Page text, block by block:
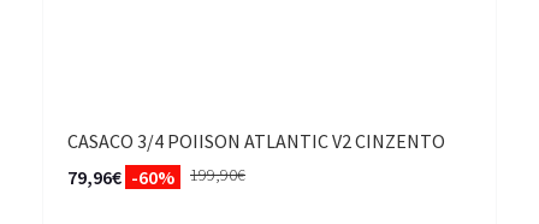
CASACO 3/4 POIISON ATLANTIC V2 CINZENTO
79,96€ -60% 199,90€